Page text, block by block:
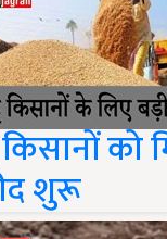
को
शुरू